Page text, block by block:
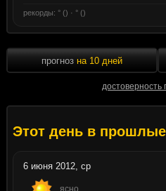
рекорды: ° () · ° ()
прогноз на 10 дней
достоверность
Этот день в
6 июня 2012, ср